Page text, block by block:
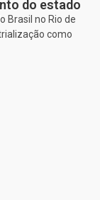
do estado
Brasil no Rio de
como